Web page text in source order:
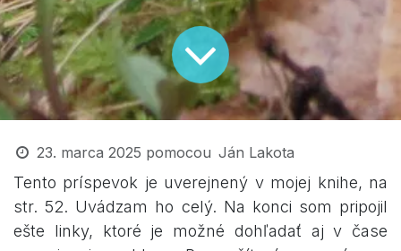
23. marca 2025 pomocou Ján Lakota
Tento príspevok je uverejnený v mojej knihe, na
str. 52. Uvádzam ho celý. Na konci som pripojil
ešte linky, ktoré je možné dohľadať aj v čase